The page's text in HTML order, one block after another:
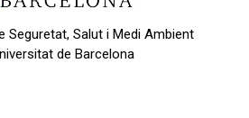
Seguretat, Salut i Medi Ambient
de Barcelona